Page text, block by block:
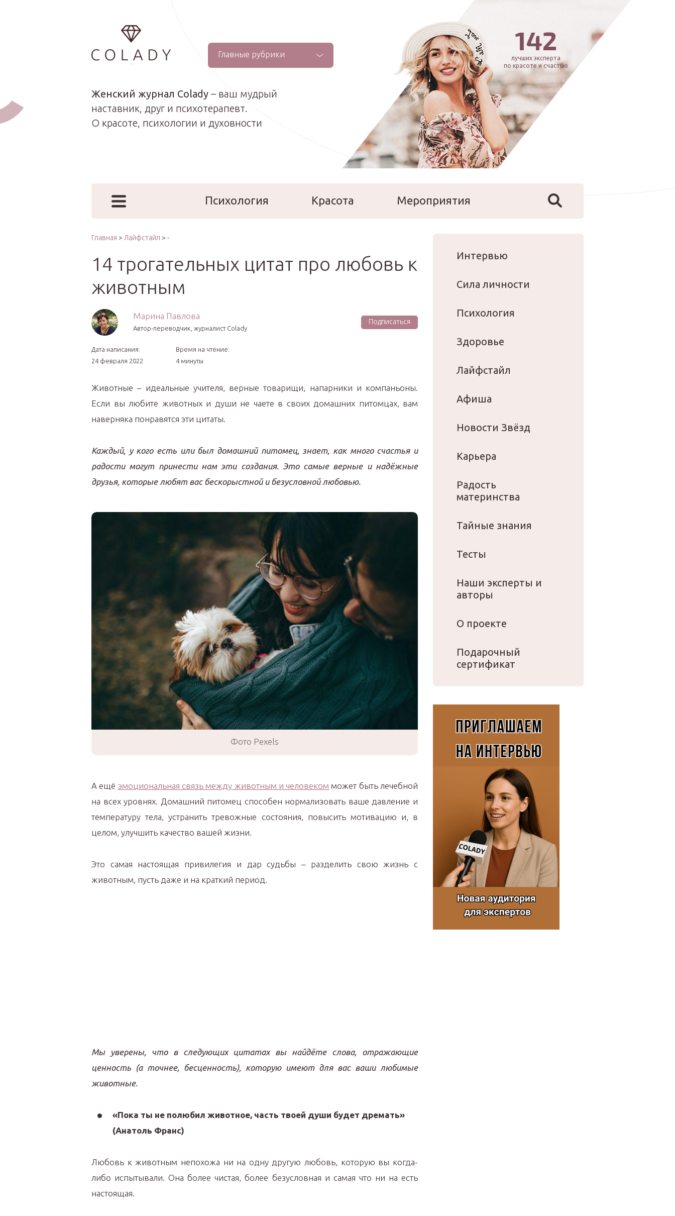
...
Главные рубрики
Женский журнал Colady – ваш мудрый
наставник, друг и психотерапевт.
О красоте, психологии и духовности
142
лучших эксперта
по красоте и счастью
Психология Красота
Мероприятия
Главная > Лайфстайл > -
14 трогательных цитат про любовь к
животным
Марина Павлова
Автор-переводчик, журналист Colady
Подписаться
Дата написания:
24 февраля 2022
Время на чтение:
4 минуты
Животные – идеальные учителя, верные товарищи, напарники и компаньоны.
Если вы любите животных и души не чаете в своих домашних питомцах, вам
наверняка понравятся эти цитаты.
Каждый, у кого есть или был домашний питомец, знает, как много счастья и
радости могут принести нам эти создания. Это самые верные и надёжные
друзья, которые любят вас бескорыстной и безусловной любовью.
Фото Pexels
А ещё эмоциональная связь между животным и человеком может быть лечебной
на всех уровнях. Домашний питомец способен нормализовать ваше давление и
температуру тела, устранить тревожные состояния, повысить мотивацию и, в
целом, улучшить качество вашей жизни.
Это самая настоящая привилегия и дар судьбы – разделить свою жизнь с
животным, пусть даже и на краткий период.
Мы уверены, что в следующих цитатах вы найдёте слова, отражающие
ценность (а точнее, бесценность), которую имеют для вас ваши любимые
животные.
«Пока ты не полюбил животное, часть твоей души будет дремать»
(Анатоль Франс)
Любовь к животным непохожа ни на одну другую любовь, которую вы когда-
либо испытывали. Она более чистая, более безусловная и самая что ни на есть
настоящая.
Интервью
Сила личности
Психология
Здоровье
Лайфстайл
Афиша
Новости Звёзд
Карьера
Радость
материнства
Тайные знания
Тесты
Наши эксперты и
авторы
О проекте
Подарочный
сертификат